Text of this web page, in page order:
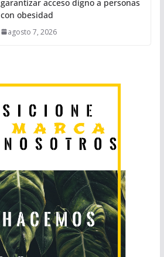
garantizar acceso digno a personas
con obesidad
agosto 7, 2026